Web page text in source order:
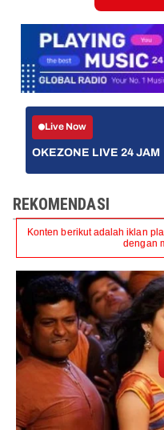
Live Now
OKEZONE LIVE 24 JAM